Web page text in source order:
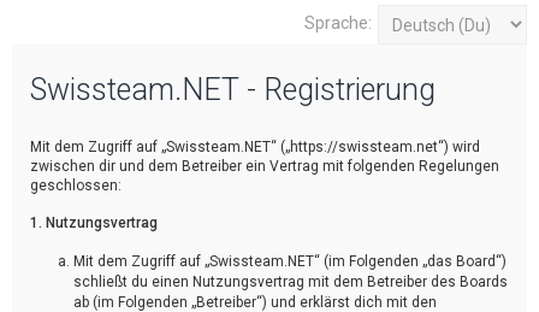
Sprache:
Swissteam.NET - Registrierung
Mit dem Zugriff auf „Swissteam.NET“ („https://swissteam.net“) wird
zwischen dir und dem Betreiber ein Vertrag mit folgenden Regelungen
geschlossen:
1. Nutzungsvertrag
Mit dem Zugriff auf „Swissteam.NET“ (im Folgenden „das Board“)
schließt du einen Nutzungsvertrag mit dem Betreiber des Boards
ab (im Folgenden „Betreiber“) und erklärst dich mit den